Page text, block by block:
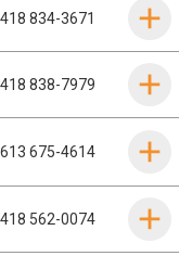
418 834-3671
418 838-7979
613 675-4614
418 562-0074